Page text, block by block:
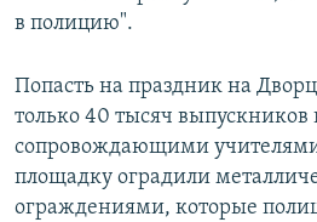
в полицию".
Попасть на праздник на
только 40 тысяч выпускников
сопровождающими
площадку оградили
ограждениями, которые